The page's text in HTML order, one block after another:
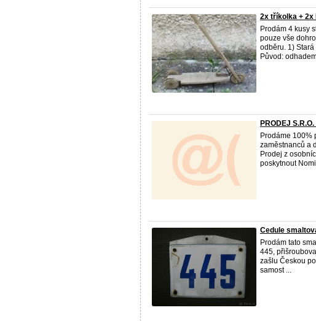
2x tříkolka + 2x
Prodám 4 kusy
pouze vše
odběru. 1)
Původ:
PRODEJ
Prodáme 100%
zaměstnanců a
Prodej z
poskytnout
Cedule
Prodám tato
445,
zašlu Českou
samost ...